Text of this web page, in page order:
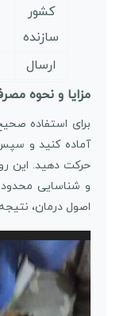
کشور
سازنده
ارسال
مزایا و نحوه
برای استفاده
آماده کنید و
حرکت دهید. این
و شناسایی
اصول درمان،
نمایشگر
ویدیو